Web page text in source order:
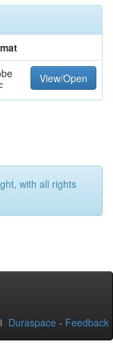
View/Open
with all rights
Duraspace - Feedback